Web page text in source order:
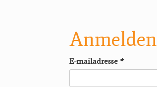
Anmelden
E-mailadresse *